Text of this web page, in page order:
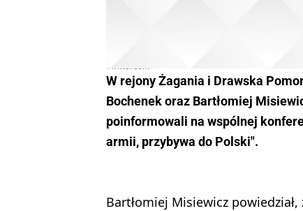
W rejony Żagania i Drawska
Bochenek oraz Bartłomiej
poinformowali na wspólnej
armii, przybywa do Polski".
Bartłomiej Misiewicz